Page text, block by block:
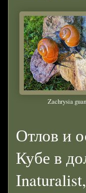
Zachrysia
Отлов и
Кубе в